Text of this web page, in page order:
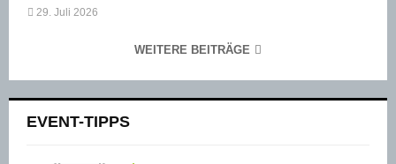
29. Juli 2026
WEITERE BEITRÄGE
EVENT-TIPPS